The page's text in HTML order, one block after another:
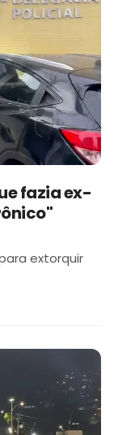
fazia ex-
extorquir